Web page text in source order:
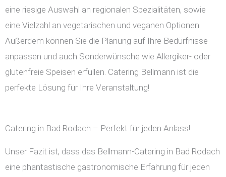
eine riesige Auswahl an regionalen Spezialitäten, sowie
eine Vielzahl an vegetarischen und veganen Optionen.
Außerdem können Sie die Planung auf Ihre Bedürfnisse
anpassen und auch Sonderwünsche wie Allergiker- oder
glutenfreie Speisen erfüllen. Catering Bellmann ist die
perfekte Lösung für Ihre Veranstaltung!
Catering in Bad Rodach – Perfekt für jeden Anlass!
Unser Fazit ist, dass das Bellmann-Catering in Bad Rodach
eine phantastische gastronomische Erfahrung für jeden